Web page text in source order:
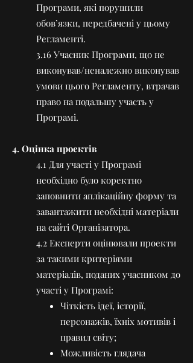
Програми, які порушили
обов’язки, передбачені у цьому
Регламенті.
3.16 Учасник Програми, що не
виконував/неналежно виконував
умови цього Регламенту, втрачав
право на подальшу участь у
Програмі.
4. Оцінка проектів
4.1 Для участі у Програмі
необхідно було коректно
заповнити аплікаційну форму та
завантажити необхідні матеріали
на сайті Організатора.
4.2 Експерти оцінювали проекти
за такими критеріями
матеріалів, поданих учасником до
участі у Програмі:
Чіткість ідеї, історії,
персонажів, їхніх мотивів і
правил світу;
Можливість глядача